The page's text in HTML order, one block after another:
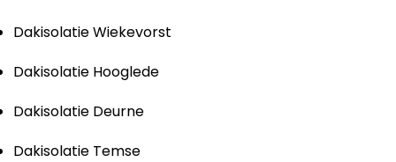
Dakisolatie Wiekevorst
Dakisolatie Hooglede
Dakisolatie Deurne
Dakisolatie Temse